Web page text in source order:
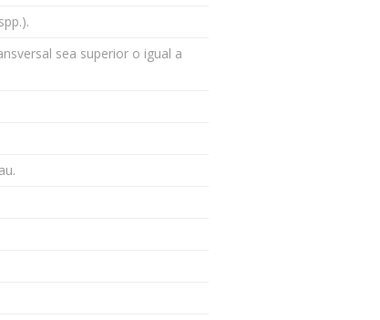
sea superior o igual a